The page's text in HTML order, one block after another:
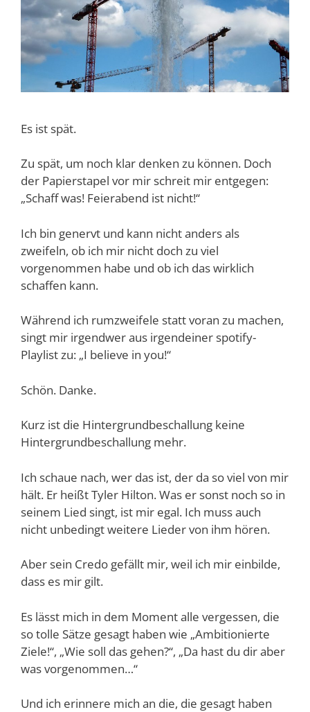
Es ist spät.
Zu spät, um noch klar denken zu können. Doch
der Papierstapel vor mir schreit mir entgegen:
„Schaff was! Feierabend ist nicht!“
Ich bin genervt und kann nicht anders als
zweifeln, ob ich mir nicht doch zu viel
vorgenommen habe und ob ich das wirklich
schaffen kann.
Während ich rumzweifele statt voran zu machen,
singt mir irgendwer aus irgendeiner spotify-
Playlist zu: „I believe in you!“
Schön. Danke.
Kurz ist die Hintergrundbeschallung keine
Hintergrundbeschallung mehr.
Ich schaue nach, wer das ist, der da so viel von mir
hält. Er heißt Tyler Hilton. Was er sonst noch so in
seinem Lied singt, ist mir egal. Ich muss auch
nicht unbedingt weitere Lieder von ihm hören.
Aber sein Credo gefällt mir, weil ich mir einbilde,
dass es mir gilt.
Es lässt mich in dem Moment alle vergessen, die
so tolle Sätze gesagt haben wie „Ambitionierte
Ziele!“, „Wie soll das gehen?“, „Da hast du dir aber
was vorgenommen…“
Und ich erinnere mich an die, die gesagt haben